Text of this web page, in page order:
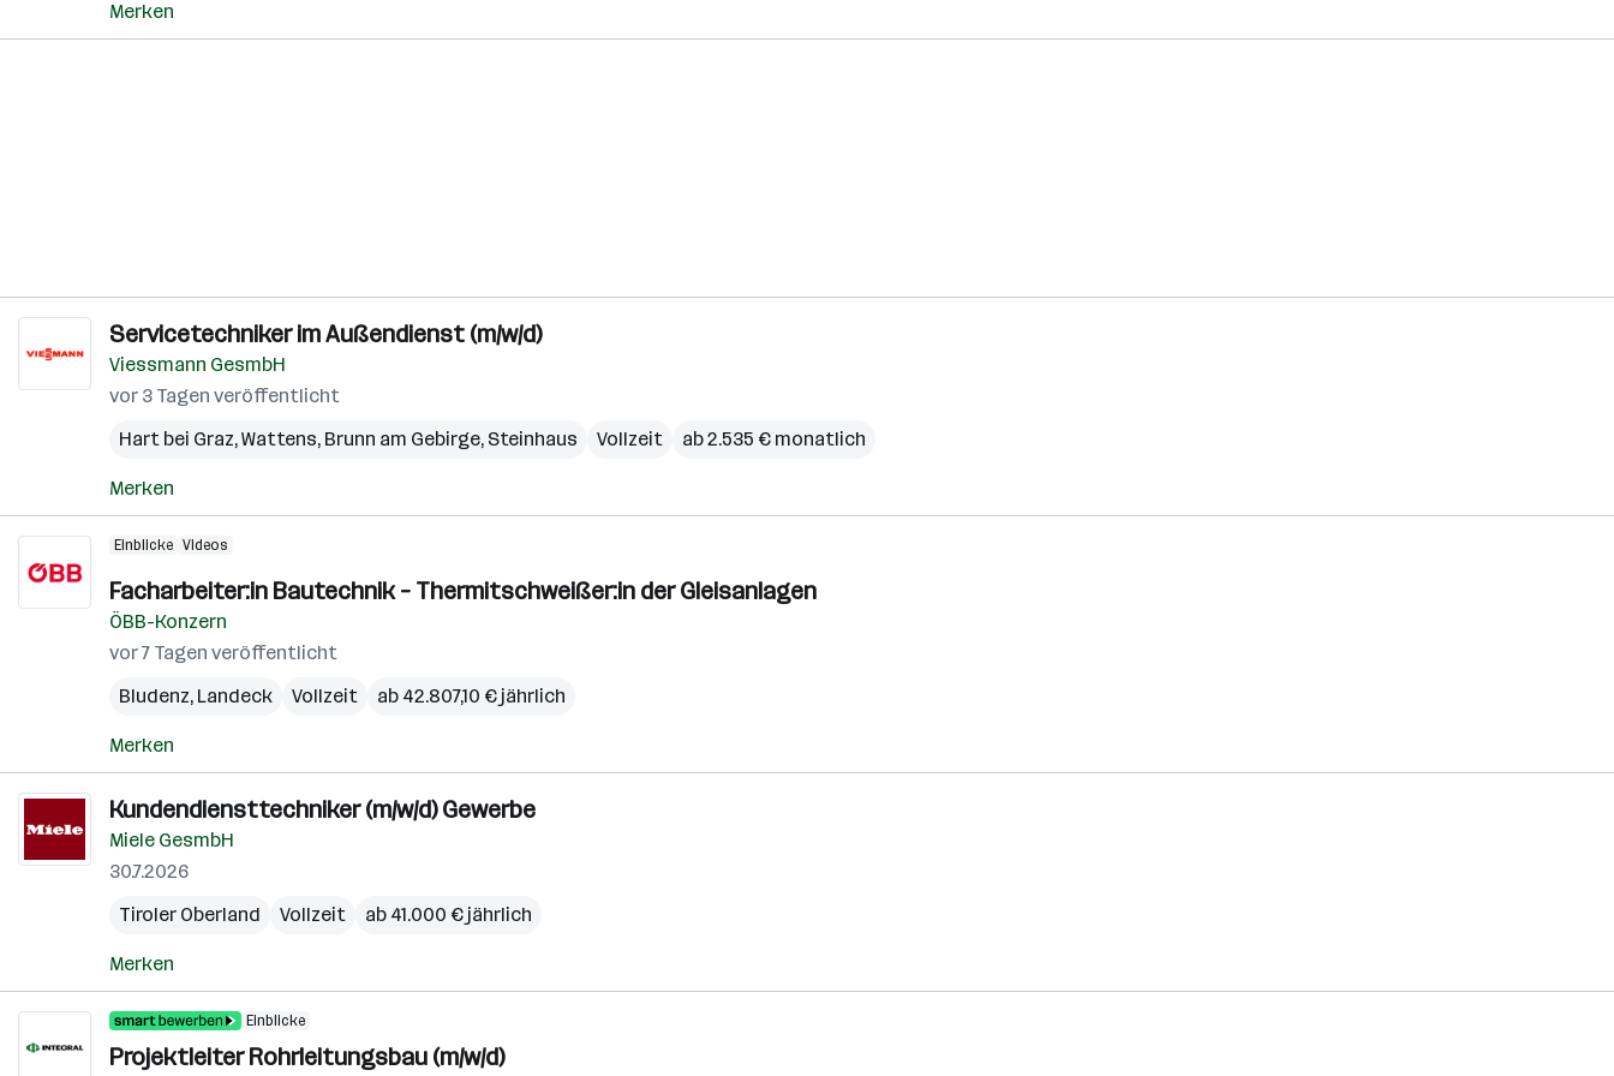
Merken
Servicetechniker im Außendienst (m/w/d)
Viessmann GesmbH
vor 3 Tagen veröffentlicht
Hart bei Graz,Wattens, Brunn am Gebirge, Steinhaus Vollzeit ab 2.535 € monatlich
Merken
Einblicke Videos
Facharbeiter:in Bautechnik – Thermitschweißer:in der Gleisanlagen
ÖBB-Konzern
vor 7 Tagen veröffentlicht
Bludenz, Landeck Vollzeit ab 42.807,10 € jährlich
Merken
Kundendiensttechniker (m/w/d) Gewerbe
Miele GesmbH
30.7.2026
Tiroler Oberland
Vollzeit ab 41.000 € jährlich
Merken
Einblicke
Projektleiter Rohrleitungsbau (m/w/d)